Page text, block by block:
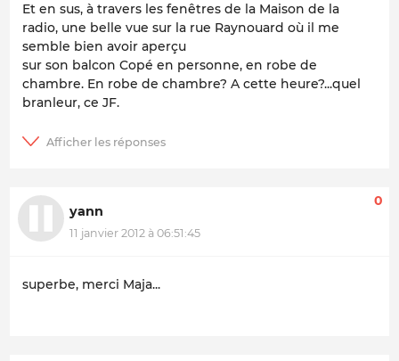
Et en sus, à travers les fenêtres de la Maison de la
radio, une belle vue sur la rue Raynouard où il me
semble bien avoir aperçu
sur son balcon Copé en personne, en robe de
chambre. En robe de chambre? A cette heure?...quel
branleur, ce JF.
yann
11 janvier 2012 à 06:51:45
0
superbe, merci Maja...